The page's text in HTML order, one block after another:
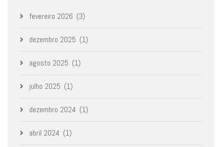
fevereiro 2026 (3)
dezembro 2025 (1)
agosto 2025 (1)
julho 2025 (1)
dezembro 2024 (1)
abril 2024 (1)